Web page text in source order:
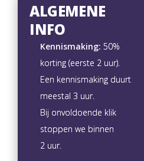
ALGEMENE
INFO
Kennismaking: 50%
korting (eerste 2 uur).
Een kennismaking duurt
meestal 3 uur.
Bij onvoldoende klik
stoppen we binnen
2 uur.